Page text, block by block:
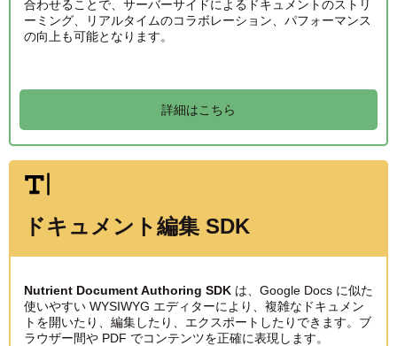
合わせることで、サーバーサイドによるドキュメントのストリ
ーミング、リアルタイムのコラボレーション、パフォーマンス
の向上も可能となります。
詳細はこちら
ドキュメント編集 SDK
Nutrient Document Authoring SDK は、Google Docs に似た
使いやすい WYSIWYG エディターにより、複雑なドキュメン
トを開いたり、編集したり、エクスポートしたりできます。ブ
ラウザー間や PDF でコンテンツを正確に表現します。